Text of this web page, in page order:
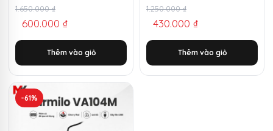
1.650.000₫
Giá
gốc
là:
1.650.000 ₫.
600.000 ₫
Giá
hiện
tại
là:
600.000 ₫.
Thêm vào giỏ
1.250.000₫
Giá
gốc
là:
1.250.000 ₫.
430.000 ₫
Giá
hiện
tại
là:
430.000 ₫.
Thêm vào giỏ
-61%